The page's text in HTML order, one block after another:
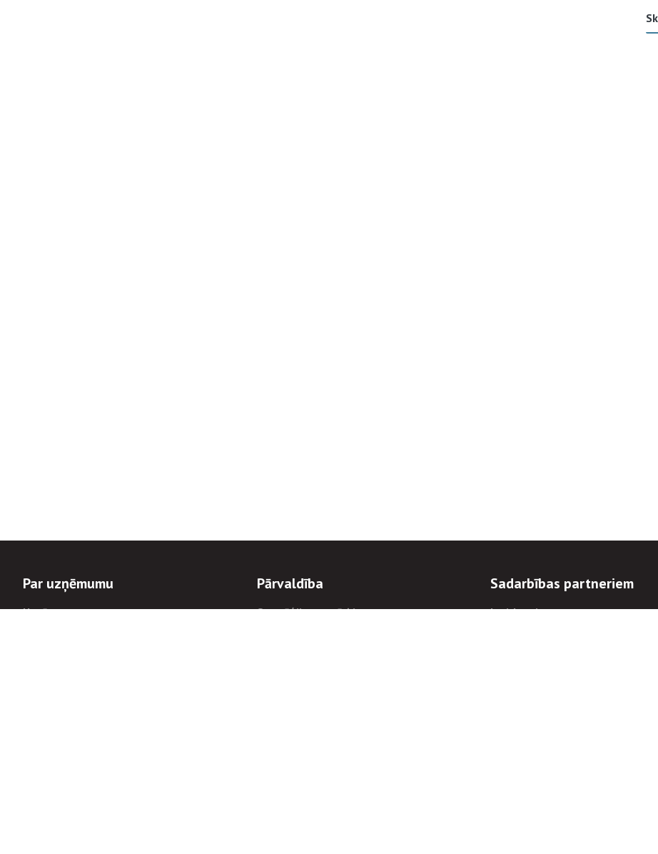
Par uzņēmumu
Uzņēmums
Pārvaldība
Stratēģija un mērķi
Sadarbības partneriem
Iepirkumi